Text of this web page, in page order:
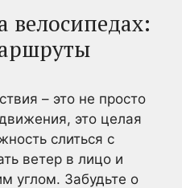
велосипедах:
– это не просто
это целая
слиться с
ветер в лицо и
углом. Забудьте о